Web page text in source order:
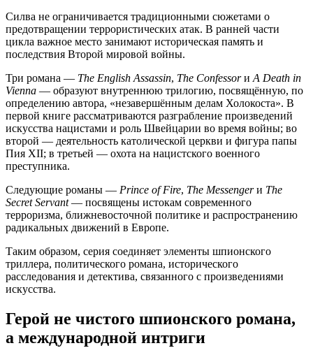
Силва не ограничивается традиционными сюжетами о
предотвращении террористических атак. В ранней части
цикла важное место занимают историческая память и
последствия Второй мировой войны.
Три романа — The English Assassin, The Confessorи A Death in
Vienna — образуют внутреннюю трилогию, посвящённую, по
определению автора, «незавершённым делам Холокоста». В
первой книге рассматриваются разграбление произведений
искусства нацистами и роль Швейцарии во время войны; во
второй — деятельность католической церкви и фигура папы
Пия XII; в третьей — охота на нацистского военного
преступника.
Следующие романы — Prince of Fire, The Messengerи The
Secret Servant— посвящены истокам современного
терроризма, ближневосточной политике и распространению
радикальных движений в Европе.
Таким образом, серия соединяет элементы шпионского
триллера, политического романа, исторического
расследования и детектива, связанного с произведениями
искусства.
Герой не чистого шпионского романа,
а международной интриги